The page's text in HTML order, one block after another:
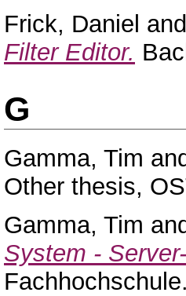
Frick, Daniel and
Filter Editor.
G
Gamma, Tim
Other thesis,
Gamma, Tim
System -
Fachhochschule.